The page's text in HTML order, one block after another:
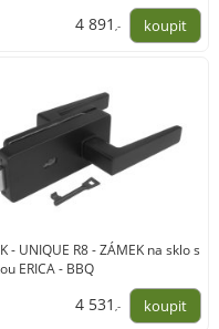
4 891 ,-
- UNIQUE R8 - ZÁMEK na sklo s
ERICA - BBQ
4 531 ,-